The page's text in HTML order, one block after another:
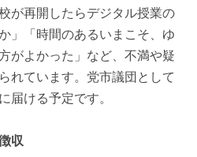
が再開したらデジタル授業の
」「時間のあるいまこそ、ゆ
がよかった」など、不満や疑
れています。党市議団として
届ける予定です。
収